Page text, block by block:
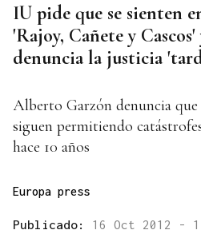
IU pide que se sienten
'Rajoy, Cañete y Cascos'
denuncia la justicia
Alberto Garzón denuncia que
siguen permitiendo
hace 10 años
Europa press
Publicado: 16 Oct 2012 -